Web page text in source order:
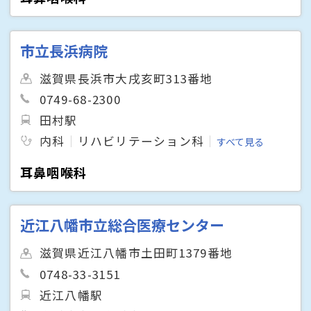
市立長浜病院
滋賀県長浜市大戌亥町313番地
0749-68-2300
田村駅
内科
リハビリテーション科 すべて見る
耳鼻咽喉科
近江八幡市立総合医療センター
滋賀県近江八幡市土田町1379番地
0748-33-3151
近江八幡駅